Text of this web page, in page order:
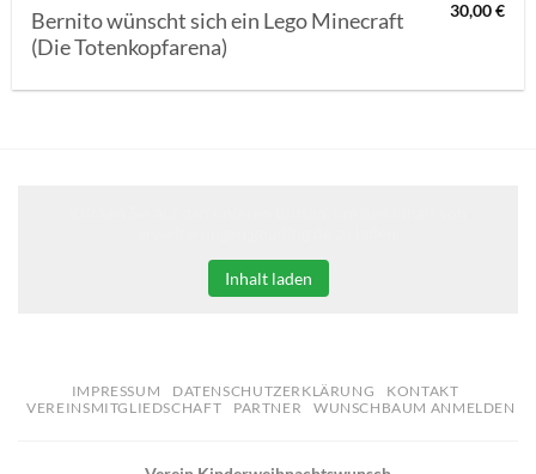
Bernito wünscht sich ein Lego Minecraft
(Die Totenkopfarena)
30,00€
Inhalt laden
IMPRESSUM DATENSCHUTZERKLÄRUNG
KONTAKT
VEREINSMITGLIEDSCHAFT
PARTNER WUNSCHBAUM ANMELDEN